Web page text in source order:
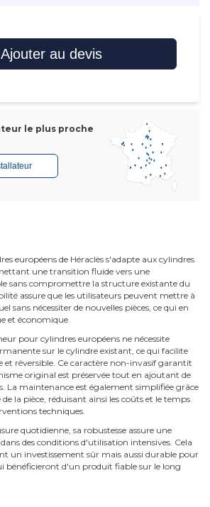
Ajouter au devis
le plus proche
européens de Héraclès s'adapte aux cylindres
une transition fluide vers une
sans compromettre la structure existante du
assure que les utilisateurs peuvent mettre à
sans nécessiter de nouvelles pièces, ce qui en
et économique.
pour cylindres européens ne nécessite
sur le cylindre existant, ce qui facilite
et réversible. Ce caractère non-invasif garantit
original est préservée tout en ajoutant de
La maintenance est également simplifiée grâce
la pièce, réduisant ainsi les coûts et le temps
techniques.
quotidienne, sa robustesse assure une
des conditions d'utilisation intensives. Cela
un investissement sûr mais aussi durable pour
bénéficieront d'un produit fiable sur le long